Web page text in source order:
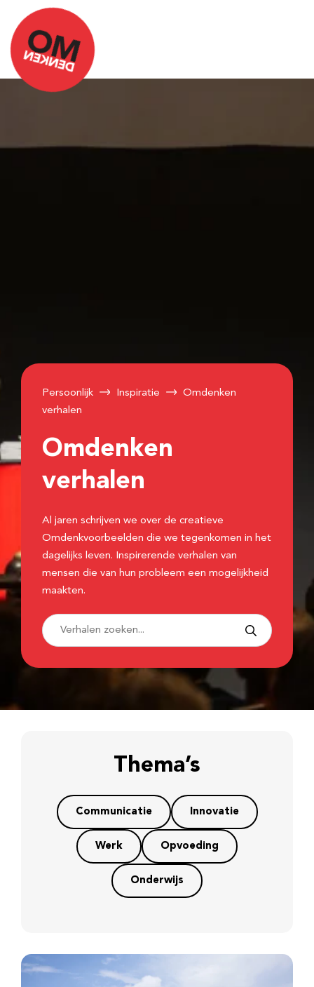
Persoonlijk Inspiratie
Omdenken
verhalen
Omdenken
verhalen
Al jaren schrijven we over de creatieve
Omdenkvoorbeelden die we tegenkomen in het
dagelijks leven. Inspirerende verhalen van
mensen die van hun probleem een mogelijkheid
maakten.
Thema’s
Communicatie Innovatie
Werk Opvoeding
Onderwijs